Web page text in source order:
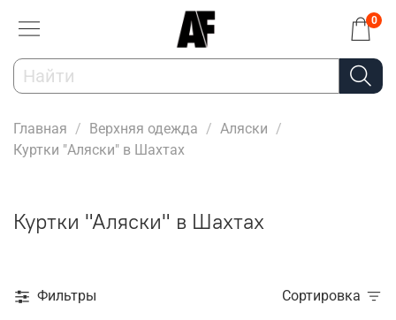
0
Главная Верхняя одежда
Аляски
Куртки "Аляски" в Шахтах
Куртки "Аляски" в Шахтах
Фильтры Сортировка